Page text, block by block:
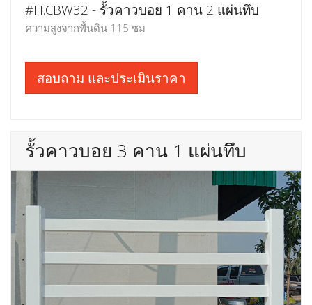
#H.CBW32 - รั้วคาวบอย 1 คาน 2 แผ่นทึบ
ความสูงจากพื้นดิน 115 ซม
สอบถาม และประเมินราคา
รั้วคาวบอย 3 คาน 1 แผ่นทึบ